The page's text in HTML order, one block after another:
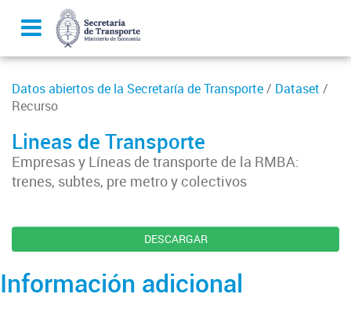
Datos abiertos de la Secretaría de Transporte/ Dataset /
Recurso
Lineas de Transporte
Empresas y Líneas de transporte de la RMBA:
trenes, subtes, pre metro y colectivos
DESCARGAR
Información adicional